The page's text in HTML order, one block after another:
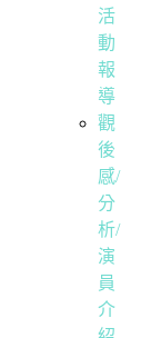
活
動
報
導
觀
後
感/
分
析/
演
員
介